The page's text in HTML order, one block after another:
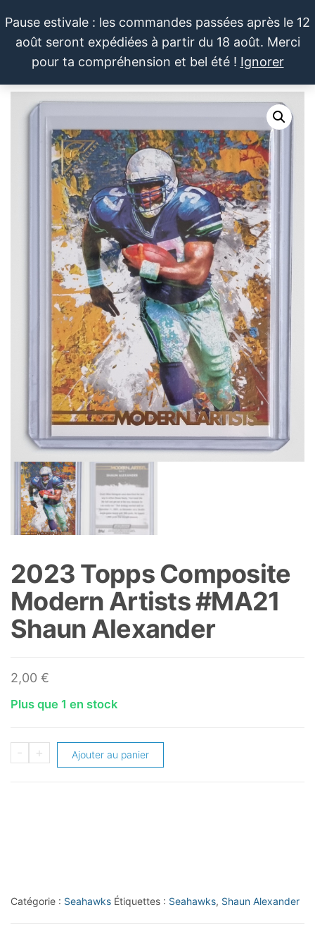
au
contenu
Pause estivale : les commandes passées après le 12
août seront expédiées à partir du 18 août. Merci
pour ta compréhension et bel été ! Ignorer
LE SPORTIF
DU
DIMANCHE®
Cartes
et
produits
dérivés
du
sport et
de la
pop
culture
2023 Topps Composite
Modern Artists #MA21
Shaun Alexander
2,00 €
Plus que 1 en stock
-
quantité
Shaun
+ Ajouter au panier
Catégorie : Seahawks Étiquettes : Seahawks, Shaun Alexander